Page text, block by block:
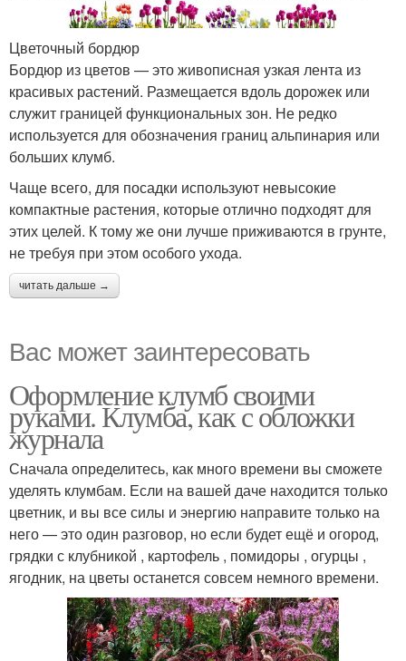
Цветочный бордюр
Бордюр из цветов — это живописная узкая лента из
красивых растений. Размещается вдоль дорожек или
служит границей функциональных зон. Не редко
используется для обозначения границ альпинария или
больших клумб.
Чаще всего, для посадки используют невысокие
компактные растения, которые отлично подходят для
этих целей. К тому же они лучше приживаются в грунте,
не требуя при этом особого ухода.
читать дальше →
Вас может заинтересовать
Оформление клумб своими
руками. Клумба, как с обложки
журнала
Сначала определитесь, как много времени вы сможете
уделять клумбам. Если на вашей даче находится только
цветник, и вы все силы и энергию направите только на
него — это один разговор, но если будет ещё и огород,
грядки с клубникой , картофель , помидоры , огурцы ,
ягодник, на цветы останется совсем немного времени.